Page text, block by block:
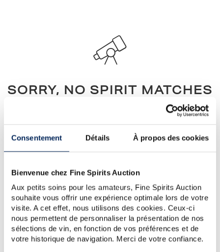
Consentement Détails À propos des cookies
Bienvenue chez Fine Spirits Auction
Aux petits soins pour les amateurs, Fine Spirits Auction
souhaite vous offrir une expérience optimale lors de votre
visite. A cet effet, nous utilisons des cookies. Ceux-ci
nous permettent de personnaliser la présentation de nos
sélections de vin, en fonction de vos préférences et de
votre historique de navigation. Merci de votre confiance.
SORRY, NO SPIRIT MATCHES
AGAIN?
JM-1985-OF-442
TIP:Check the spelling, word order or reduce your search
to one key word.
For further assistance, visit thehelp section.
You can also create an alert by clicking the button below.
Create a new alert